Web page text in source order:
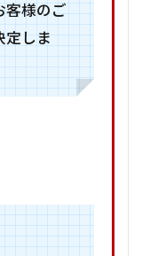
客様のご
定しま